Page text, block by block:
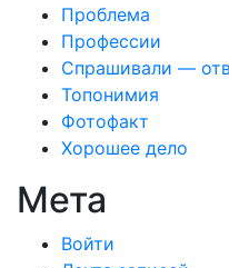
Проблема
Профессии
Спрашивали —
Топонимия
Фотофакт
Хорошее дело
Мета
Войти